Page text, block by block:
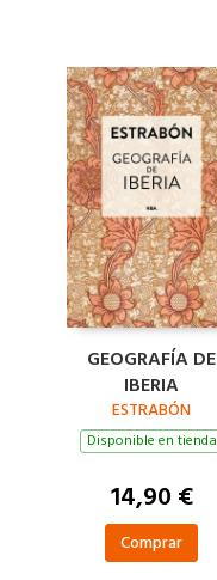
GEOGRAFÍA DE
IBERIA
ESTRABÓN
Disponible en tienda
14,90 €
Comprar